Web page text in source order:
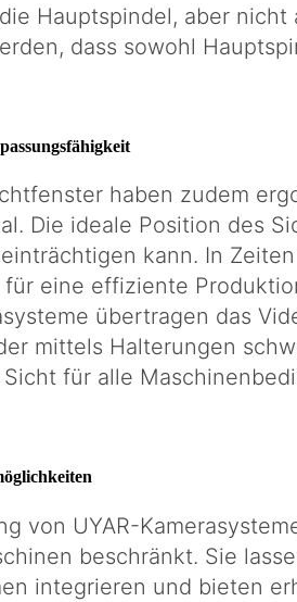
Hauptspindel, aber nicht
dass sowohl
haben zudem
Die ideale Position des
kann. In
eine effiziente
übertragen das
mittels Halterungen
für alle
von UYAR-
beschränkt. Sie
integrieren und bieten